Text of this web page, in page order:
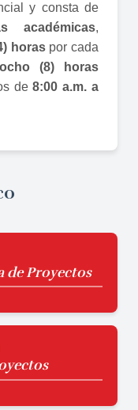
y consta de
académicas,
horaspor cada
ocho (8) horas
de8:00 a.m. a
de Proyectos